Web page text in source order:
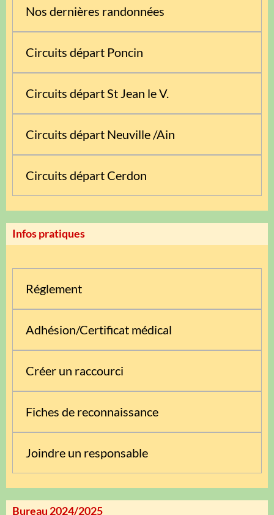
Nos dernières randonnées
Circuits départ Poncin
Circuits départ St Jean le V.
Circuits départ Neuville /Ain
Circuits départ Cerdon
Infos pratiques
Réglement
Adhésion/Certificat médical
Créer un raccourci
Fiches de reconnaissance
Joindre un responsable
Bureau 2024/2025